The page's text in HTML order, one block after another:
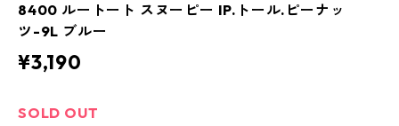
8400 ルートート スヌーピー IP.トール.ピーナッ
ツ-9L ブルー
¥3,190
SOLD OUT